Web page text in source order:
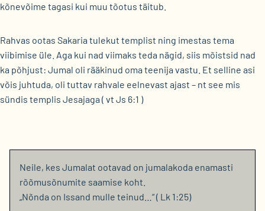
kõnevõime tagasi kui muu tõotus täitub.
Rahvas ootas Sakaria tulekut templist ning imestas tema
viibimise üle. Aga kui nad viimaks teda nägid, siis mõistsid nad
ka põhjust: Jumal oli rääkinud oma teenija vastu. Et selline asi
võis juhtuda, oli tuttav rahvale eelnevast ajast – nt see mis
sündis templis Jesajaga ( vt Js 6:1 )
Neile, kes Jumalat ootavad on jumalakoda enamasti
rõõmusõnumite saamise koht.
„Nõnda on Issand mulle teinud…“ ( Lk 1:25)